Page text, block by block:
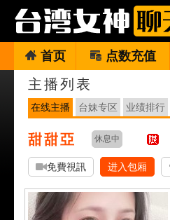
首页 点数充值
主播列表
在线主播 台妹专区 业绩排行
甜甜亞 休息中
免費視訊 进入包厢